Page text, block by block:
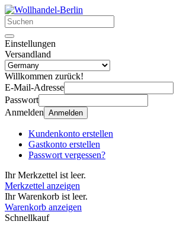
Einstellungen
Versandland
Willkommen zurück!
E-Mail-Adresse
Passwort
Anmelden Anmelden
Kundenkonto erstellen
Gastkonto erstellen
Passwort vergessen?
Ihr Merkzettel ist leer.
Merkzettel anzeigen
Ihr Warenkorb ist leer.
Warenkorb anzeigen
Schnellkauf